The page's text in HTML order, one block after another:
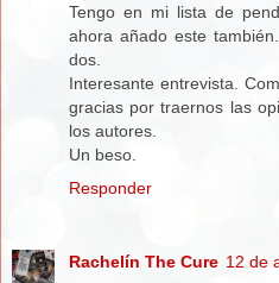
Tengo en mi lista de
ahora añado este
dos.
Interesante entrevista.
gracias por traernos las
los autores.
Un beso.
Responder
Rachelín The Cure 12 de